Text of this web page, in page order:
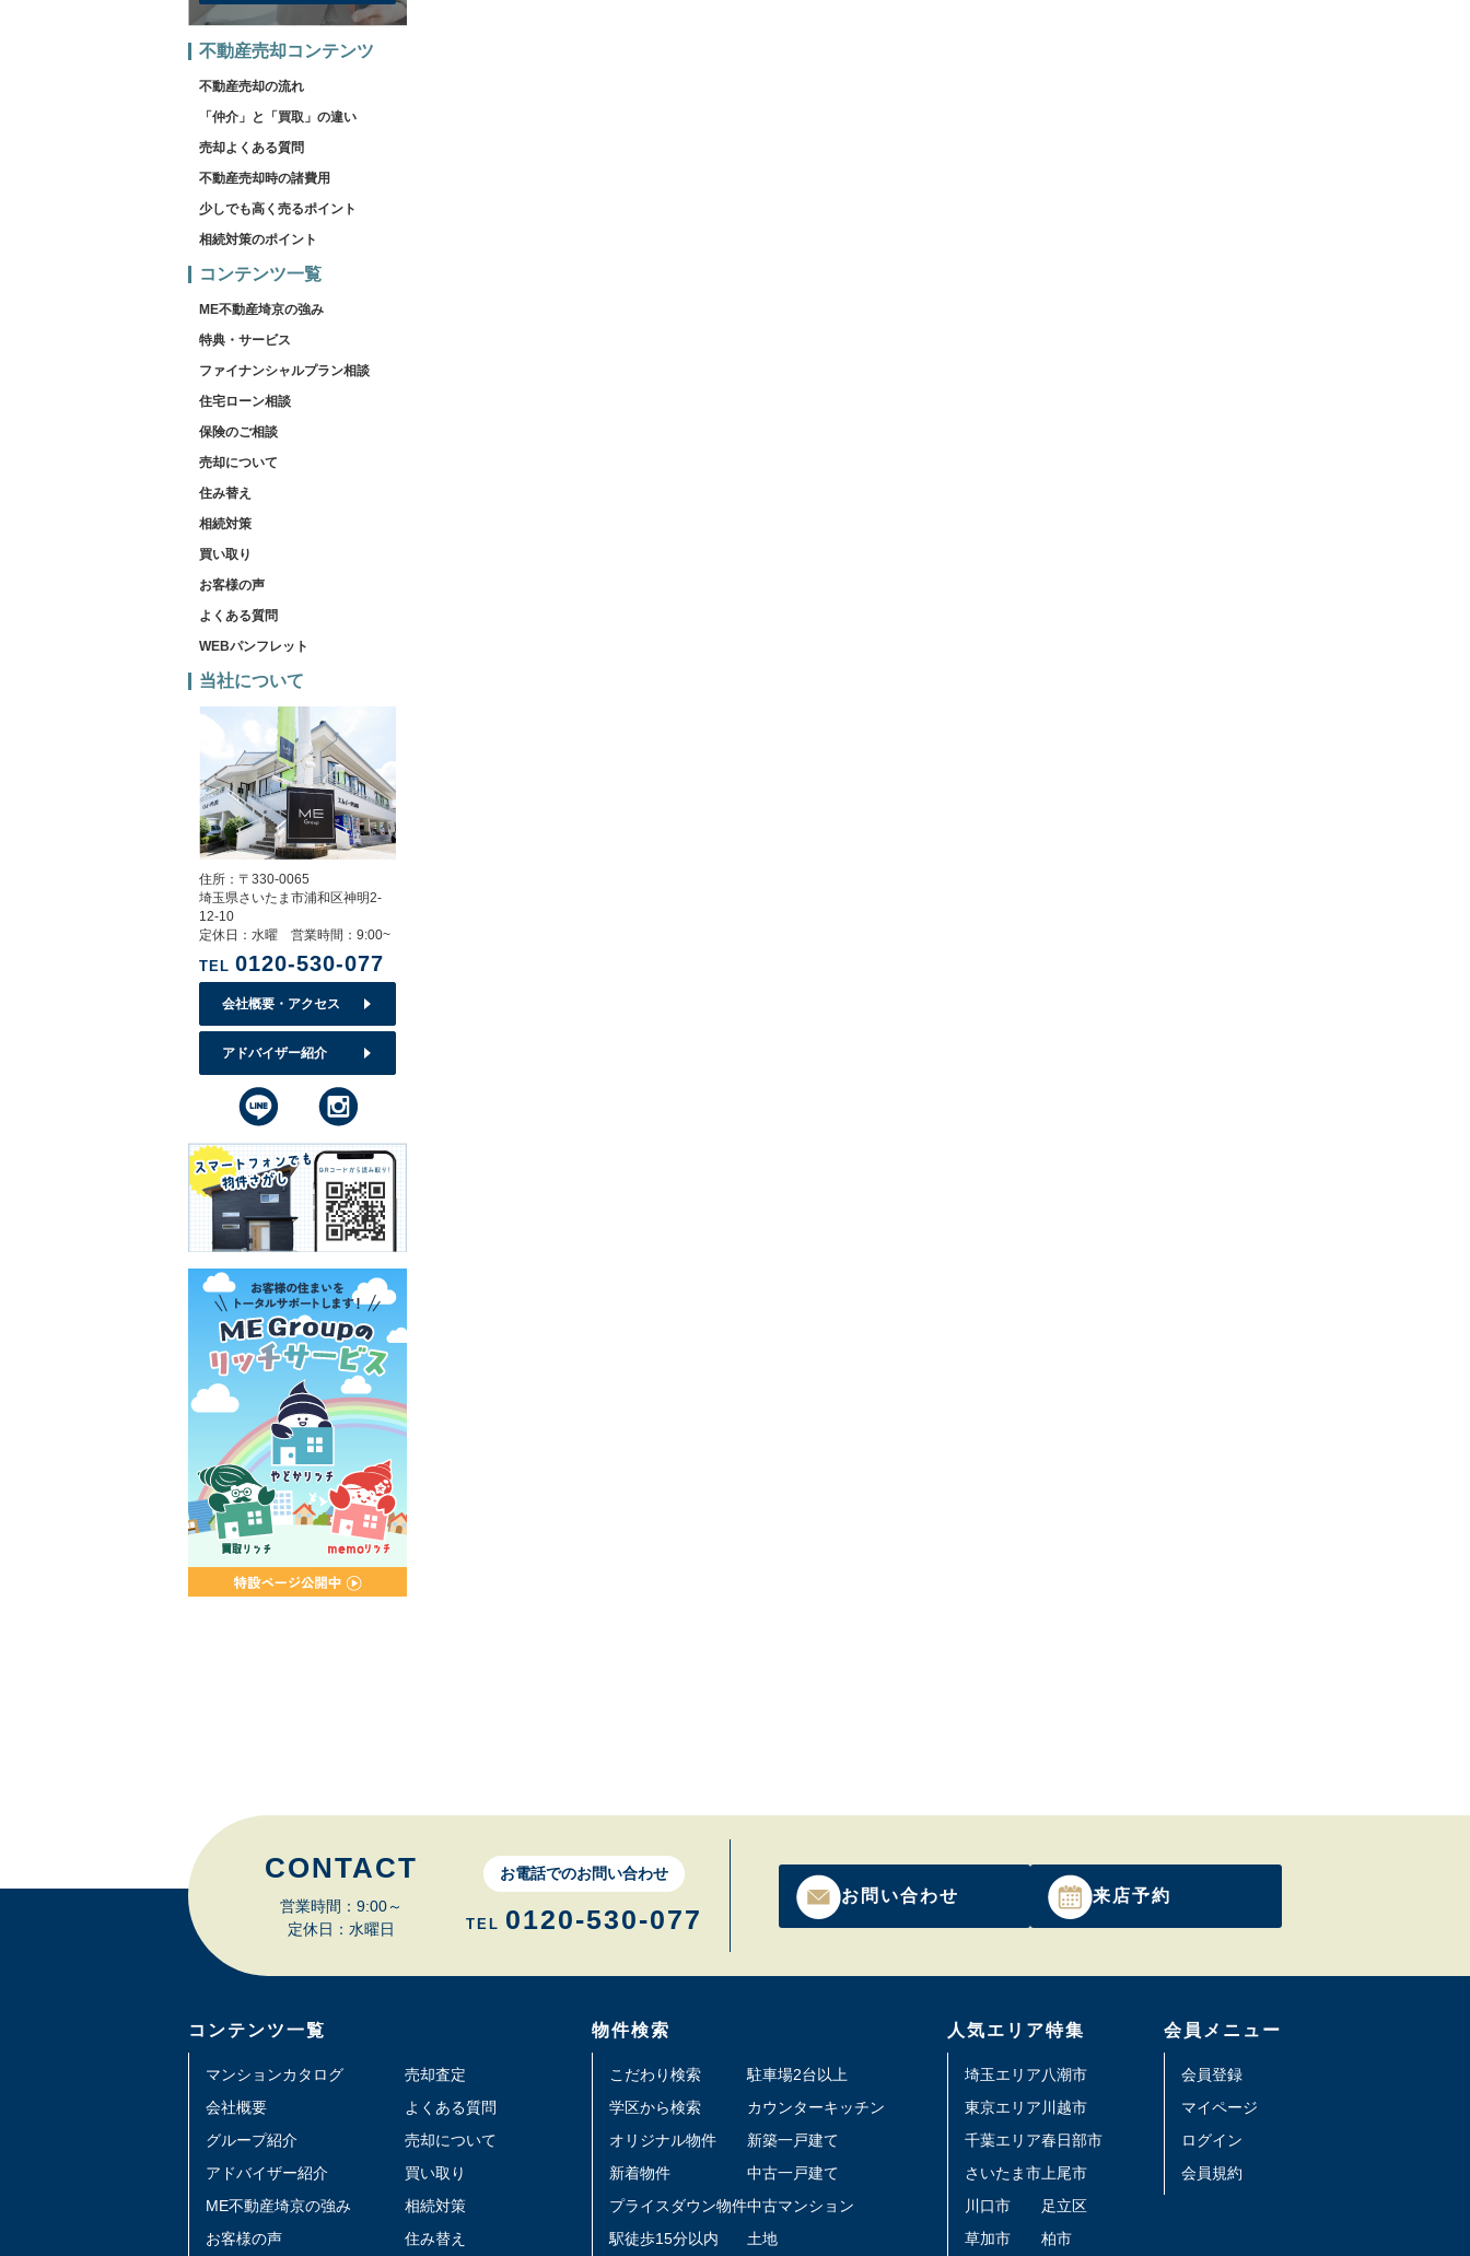
不動産売却コンテンツ
不動産売却の流れ
「仲介」と「買取」の違い
売却よくある質問
不動産売却時の諸費用
少しでも高く売るポイント
相続対策のポイント
コンテンツ一覧
ME不動産埼京の強み
特典・サービス
ファイナンシャルプラン相談
住宅ローン相談
保険のご相談
売却について
住み替え
相続対策
買い取り
お客様の声
よくある質問
WEBパンフレット
当社について
住所：〒330-0065
埼玉県さいたま市浦和区神明2-
12-10
定休日：水曜 営業時間：9:00~
TEL 0120-530-077
会社概要・アクセス
アドバイザー紹介
CONTACT
営業時間：9:00～
定休日：水曜日
お電話でのお問い合わせ
TEL 0120-530-077
お問い合わせ 来店予約
コンテンツ一覧
マンションカタログ
会社概要
グループ紹介
アドバイザー紹介
ME不動産埼京の強み
お客様の声
売却査定
よくある質問
売却について
買い取り
相続対策
住み替え
物件検索
こだわり検索
学区から検索
オリジナル物件
新着物件
プライスダウン物件
駅徒歩15分以内
駐車場2台以上
カウンターキッチン
新築一戸建て
中古一戸建て
中古マンション
土地
人気エリア特集
埼玉エリア
東京エリア
千葉エリア
さいたま市
川口市
草加市
八潮市
川越市
春日部市
上尾市
足立区
柏市
会員メニュー
会員登録
マイページ
ログイン
会員規約